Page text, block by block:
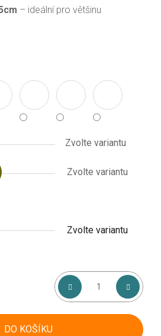
– ideální pro většinu
Zvolte variantu
Zvolte variantu
Zvolte variantu
DO KOŠÍKU